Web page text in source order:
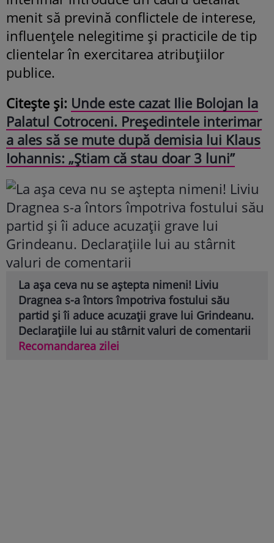
menit să prevină conflictele de interese,
influențele nelegitime și practicile de tip
clientelar în exercitarea atribuțiilor
publice.
Citește și: Unde este cazat Ilie Bolojan la
Palatul Cotroceni. Președintele interimar
a ales să se mute după demisia lui Klaus
Iohannis: „Știam că stau doar 3 luni”
La așa ceva nu se aștepta nimeni! Liviu
Dragnea s-a întors împotriva fostului său
partid și îi aduce acuzații grave lui Grindeanu.
Declarațiile lui au stârnit valuri de comentarii
Recomandarea zilei